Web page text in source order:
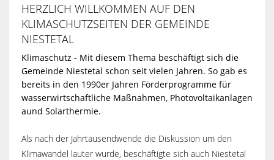
HERZLICH WILLKOMMEN AUF DEN
KLIMASCHUTZSEITEN DER GEMEINDE
NIESTETAL
Klimaschutz - Mit diesem Thema beschäftigt sich die
Gemeinde Niestetal schon seit vielen Jahren. So gab es
bereits in den 1990er Jahren Förderprogramme für
wasserwirtschaftliche Maßnahmen, Photovoltaikanlagen
aund Solarthermie.
Als nach der Jahrtausendwende die Diskussion um den
Klimawandel lauter wurde, beschäftigte sich auch Niestetal